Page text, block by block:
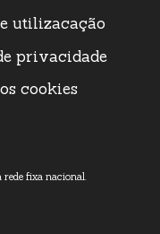
utilizacação
privacidade
cookies
rede fixa nacional.